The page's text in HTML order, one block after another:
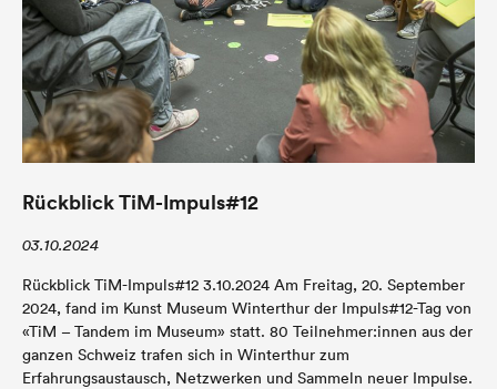
Rückblick TiM-Impuls#12
03.10.2024
Rückblick TiM-Impuls#12 3.10.2024 Am Freitag, 20. September
2024, fand im Kunst Museum Winterthur der Impuls#12-Tag von
«TiM – Tandem im Museum» statt. 80 Teilnehmer:innen aus der
ganzen Schweiz trafen sich in Winterthur zum
Erfahrungsaustausch, Netzwerken und Sammeln neuer Impulse.